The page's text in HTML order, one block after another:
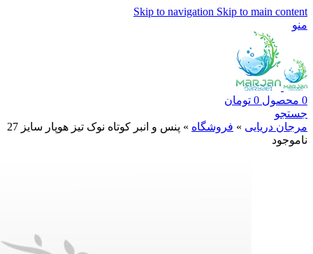
Skip to navigation Skip to main content
منو
0 محصول 0 تومان
جستجو
مرجان دریایی » فروشگاه » پنس و انبر کوتاه نوک تیز هوپار سایز 27
ناموجود